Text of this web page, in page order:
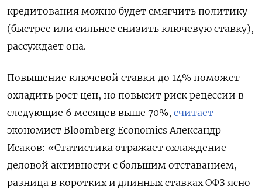
кредитования можно будет смягчить политику
(быстрее или сильнее снизить ключевую ставку),
рассуждает она.
Повышение ключевой ставки до 14% поможет
охладить рост цен, но повысит риск рецессии в
следующие 6 месяцев выше 70%, считает
экономист Bloomberg Economics Александр
Исаков: «Статистика отражает охлаждение
деловой активности с большим отставанием,
разница в коротких и длинных ставках ОФЗ ясно